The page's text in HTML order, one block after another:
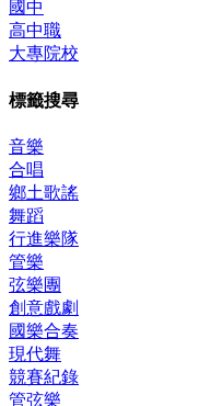
國中
高中職
大專院校
標籤搜尋
音樂
合唱
鄉土歌謠
舞蹈
行進樂隊
管樂
弦樂團
創意戲劇
國樂合奏
現代舞
競賽紀錄
管弦樂